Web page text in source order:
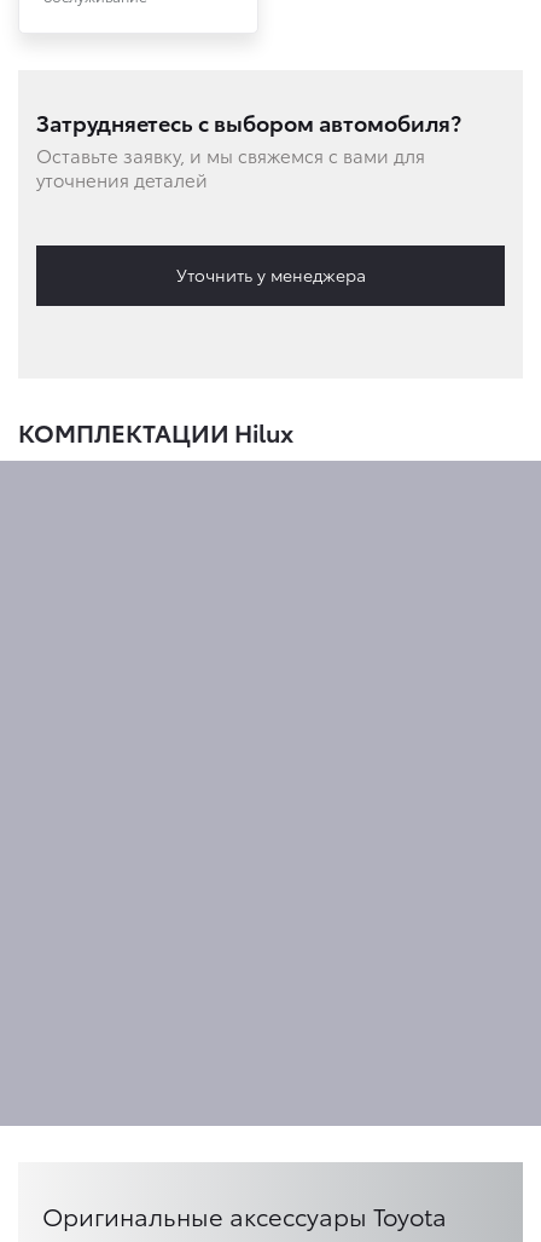
Затрудняетесь с выбором автомобиля?
Оставьте заявку, и мы свяжемся с вами для
уточнения деталей
Уточнить у менеджера
КОМПЛЕКТАЦИИ Hilux
Оригинальные аксессуары Toyota